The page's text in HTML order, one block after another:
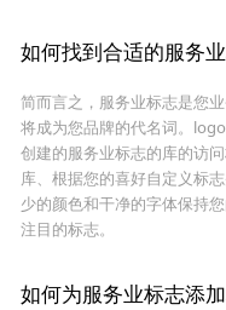
如何找到合适的服务
简而言之，服务业标志是您
将成为您品牌的代名词。
创建的服务业标志的库的访
库、根据您的喜好自定义标
少的颜色和干净的字体保持
注目的标志。
如何为服务业标志添